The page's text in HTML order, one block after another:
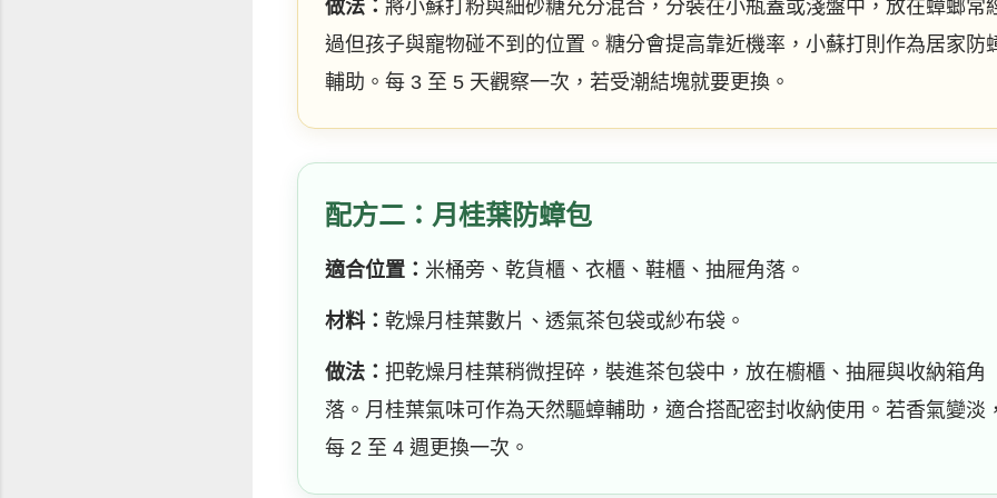
做法： 將小蘇打粉與細砂糖充分混合，分裝在小瓶蓋或淺盤中，放在蟑螂常
過但孩子與寵物碰不到的位置。糖分會提高靠近機率，小蘇打則作為居家防
輔助。每 3 至 5 天觀察一次，若受潮結塊就要更換。
配方二：月桂葉防蟑包
適合位置： 米桶旁、乾貨櫃、衣櫃、鞋櫃、抽屜角落。
材料： 乾燥月桂葉數片、透氣茶包袋或紗布袋。
做法： 把乾燥月桂葉稍微捏碎，裝進茶包袋中，放在櫥櫃、抽屜與收納箱角
落。月桂葉氣味可作為天然驅蟑輔助，適合搭配密封收納使用。若香氣變淡，
每 2 至 4 週更換一次。